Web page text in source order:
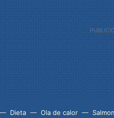
Dieta Ola de calor